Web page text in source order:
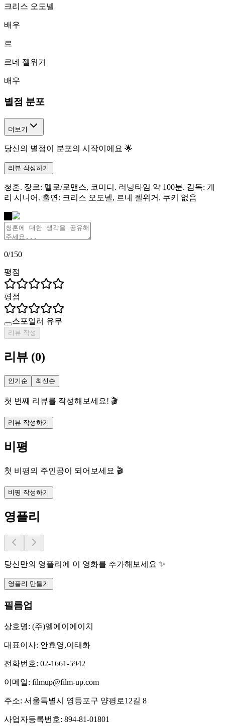
크리스 오도넬
배우
르
르네 젤위거
배우
별점 분포
더보기
당신의 별점이 분포의 시작이에요 🌟
리뷰 작성하기
청혼. 장르: 멜로/로맨스, 코미디. 러닝타임 약 100분. 감독: 게
리 시니어. 출연: 크리스 오도넬, 르네 젤위거. 쿠키 없음
0/150
평점
평점
스포일러 유무
리뷰 작성
리뷰 (0)
인기순 최신순
첫 번째 리뷰를 작성해보세요! 🎬
리뷰 작성하기
비평
첫 비평의 주인공이 되어보세요 🎬
비평 작성하기
영플리
당신만의 영플리에 이 영화를 추가해보세요 ✨
영플리 만들기
필름업
상호명: (주)엘에이에이치
대표이사: 안효영,이태화
전화번호: 02-1661-5942
이메일: filmup@film-up.com
주소: 서울특별시 영등포구 양평로12길 8
사업자등록번호: 894-81-01801